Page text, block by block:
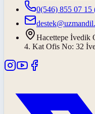
0(546) 855 07 15
Hacettepe İvedik
4. Kat Ofis No: 32